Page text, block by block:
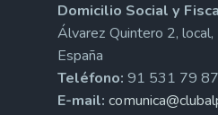
Domicilio Social y
Álvarez Quintero 2,
España
Teléfono: 91 531 79 87
E-mail: